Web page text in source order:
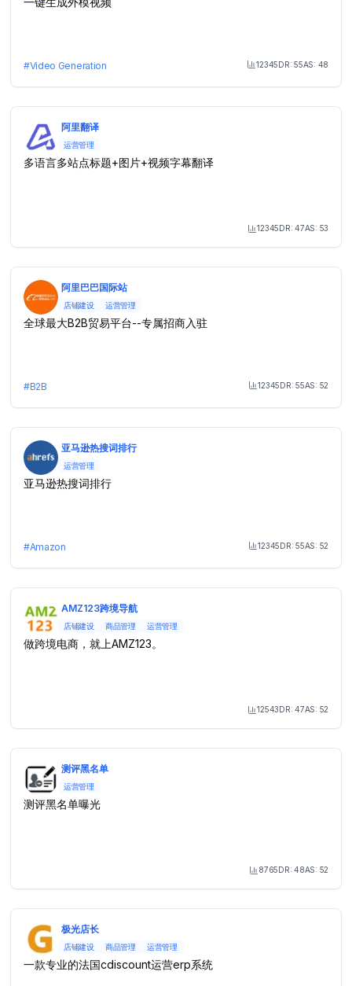
#Video Generation Month Visit
12345DR:55AS: 48
阿里翻译
运营管理
多语言多站点标题+图片+视频字幕翻译
Month Visit
12345DR:47AS: 53
阿里巴巴国际站
店铺建设 运营管理
全球最大B2B贸易平台--专属招商入驻
#B2B Month Visit
12345DR:55AS: 52
亚马逊热搜词排行
运营管理
亚马逊热搜词排行
#Amazon Month Visit
12345DR:55AS: 52
AMZ123跨境导航
店铺建设 商品管理 运营管理
做跨境电商，就上AMZ123。
Month Visit
12543DR:47AS: 52
测评黑名单
运营管理
测评黑名单曝光
Month Visit
8765DR:48AS: 52
极光店长
店铺建设 商品管理 运营管理
一款专业的法国cdiscount运营erp系统